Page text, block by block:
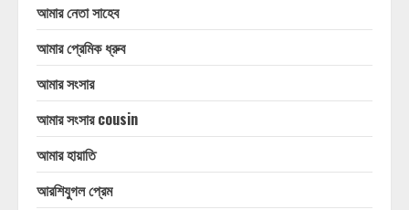
আমার নেতা সাহেব
আমার প্রেমিক ধ্রুব
আমার সংসার
আমার সংসার cousin
আমার হায়াতি
আরশিযুগল প্রেম